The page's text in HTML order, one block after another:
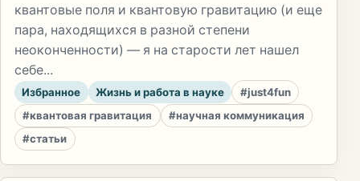
квантовые поля и квантовую гравитацию (и еще
пара, находящихся в разной степени
неоконченности) — я на старости лет нашел
себе...
Избранное Жизнь и работа в науке
#just4fun
#квантовая гравитация
#научная коммуникация
#статьи